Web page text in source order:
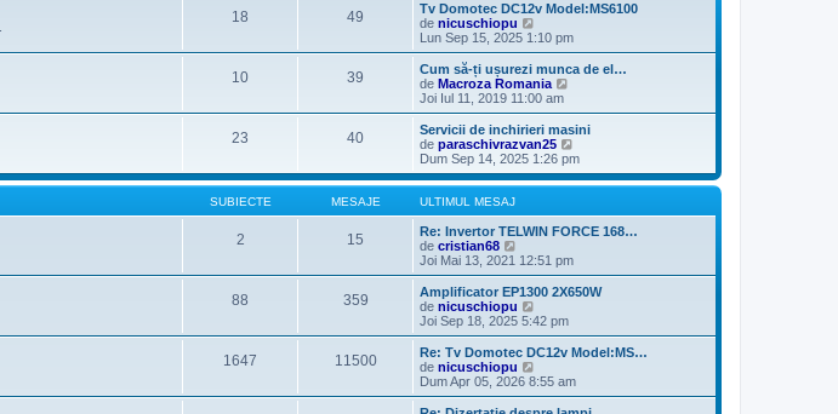
18 49
Tv Domotec DC12v Model:MS6100
de nicuschiopu
e
z
i
u
l
m
u
l
m
a
j
Lun Sep 15, 2025 1:10 pm
10 39
Cum să-ți ușurezi munca de el…
de Macroza Romania
z
i
u
l
i
u
l
e
a
j
Joi Iul 11, 2019 11:00 am
23 40
Servicii de inchirieri masini
de paraschivrazvan25
e
z
i
l
t
u
l
a
j
Dum Sep 14, 2025 1:26 pm
SUBIECTE MESAJE ULTIMUL MESAJ
2 15
Re: Invertor TELWIN FORCE 168…
de cristian68
e
z
i
u
l
m
u
l
Joi Mai 13, 2021 12:51 pm
88 359
Amplificator EP1300 2X650W
de nicuschiopu
e
z
i
l
Joi Sep 18, 2025 5:42 pm
1647 11500
Re: Tv Domotec DC12v Model:MS…
de nicuschiopu
e
z
i
Dum Apr 05, 2026 8:55 am